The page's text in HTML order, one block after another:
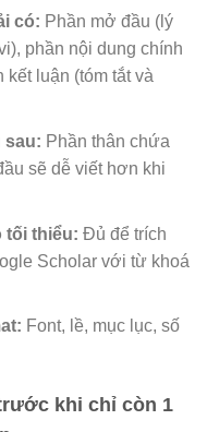
có: Phần mở đầu (lý
phần nội dung chính
luận (tóm tắt và
sau: Phần thân chứa
sẽ dễ viết hơn khi
tối thiểu: Đủ để trích
Scholar với từ khoá
Font, lề, mục lục, số
khi chỉ còn 1